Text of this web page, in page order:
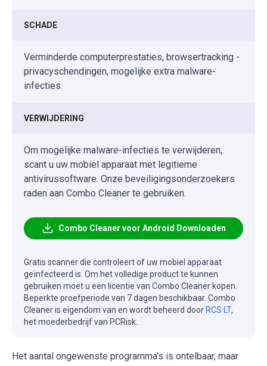
SCHADE
Verminderde computerprestaties, browsertracking -
privacyschendingen, mogelijke extra malware-
infecties.
VERWIJDERING
Om mogelijke malware-infecties te verwijderen,
scant u uw mobiel apparaat met legitieme
antivirussoftware. Onze beveiligingsonderzoekers
raden aan Combo Cleaner te gebruiken.
Combo Cleaner voor Android Downloaden
Gratis scanner die controleert of uw mobiel apparaat
geïnfecteerd is. Om het volledige product te kunnen
gebruiken moet u een licentie van Combo Cleaner kopen.
Beperkte proefperiode van 7 dagen beschikbaar. Combo
Cleaner is eigendom van en wordt beheerd door RCS LT,
het moederbedrijf van PCRisk.
Het aantal ongewenste programma's is ontelbaar, maar